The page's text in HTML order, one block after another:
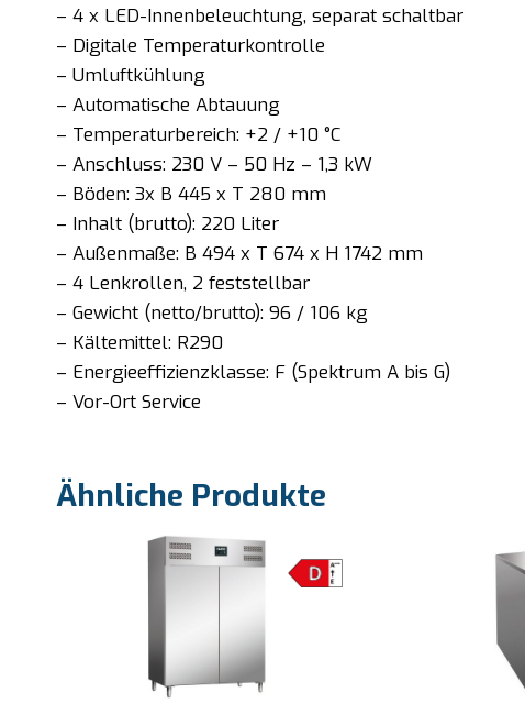
– 4 x LED-Innenbeleuchtung, separat schaltbar
– Digitale Temperaturkontrolle
– Umluftkühlung
– Automatische Abtauung
– Temperaturbereich: +2 / +10 °C
– Anschluss: 230 V – 50 Hz – 1,3 kW
– Böden: 3x B 445 x T 280 mm
– Inhalt (brutto): 220 Liter
– Außenmaße: B 494 x T 674 x H 1742 mm
– 4 Lenkrollen, 2 feststellbar
– Gewicht (netto/brutto): 96 / 106 kg
– Kältemittel: R290
– Energieeffizienzklasse: F (Spektrum A bis G)
– Vor-Ort Service
Ähnliche Produkte